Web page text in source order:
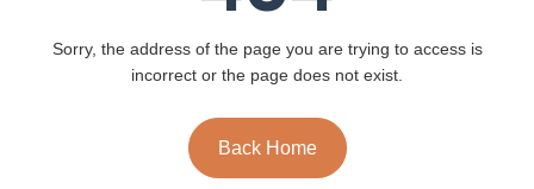
Sorry, the address of the page you are trying to access is
incorrect or the page does not exist.
Back Home